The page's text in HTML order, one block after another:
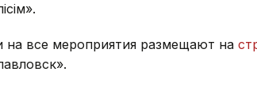
на все мероприятия размещают на